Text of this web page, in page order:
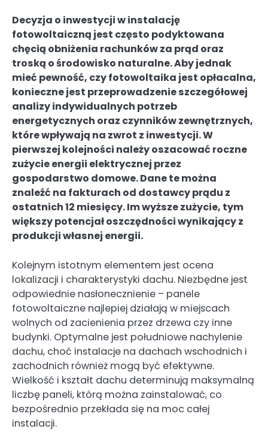
Decyzja o inwestycji w instalację
fotowoltaiczną jest często podyktowana
chęcią obniżenia rachunków za prąd oraz
troską o środowisko naturalne. Aby jednak
mieć pewność, czy fotowoltaika jest opłacalna,
konieczne jest przeprowadzenie szczegółowej
analizy indywidualnych potrzeb
energetycznych oraz czynników zewnętrznych,
które wpływają na zwrot z inwestycji. W
pierwszej kolejności należy oszacować roczne
zużycie energii elektrycznej przez
gospodarstwo domowe. Dane te można
znaleźć na fakturach od dostawcy prądu z
ostatnich 12 miesięcy. Im wyższe zużycie, tym
większy potencjał oszczędności wynikający z
produkcji własnej energii.
Kolejnym istotnym elementem jest ocena
lokalizacji i charakterystyki dachu. Niezbędne jest
odpowiednie nasłonecznienie – panele
fotowoltaiczne najlepiej działają w miejscach
wolnych od zacienienia przez drzewa czy inne
budynki. Optymalne jest południowe nachylenie
dachu, choć instalacje na dachach wschodnich i
zachodnich również mogą być efektywne.
Wielkość i kształt dachu determinują maksymalną
liczbę paneli, którą można zainstalować, co
bezpośrednio przekłada się na moc całej
instalacji.